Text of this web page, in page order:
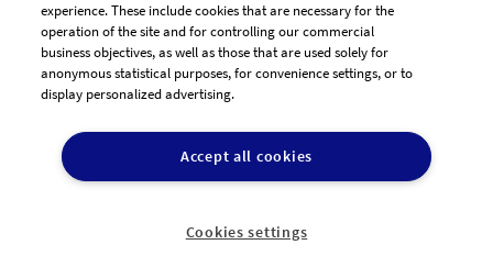
AGB Dienstleister
Datenschutz
Impressum
experience. These include cookies that are necessary for the
operation of the site and for controlling our commercial
business objectives, as well as those that are used solely for
anonymous statistical purposes, for convenience settings, or to
display personalized advertising.
Accept all cookies
Cookies settings